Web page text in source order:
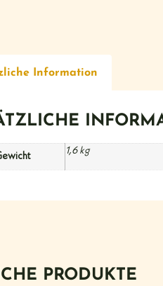
Information
1,6 kg
PRODUKTE